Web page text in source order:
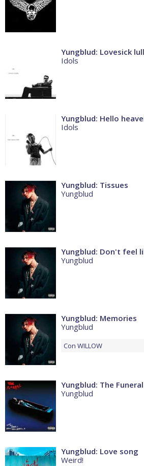
Yungblud: Lovesick
Idols
Yungblud: Hello
Idols
Yungblud: Tissues
Yungblud
Yungblud: Don't feel
Yungblud
Yungblud: Memories
Yungblud
Con WILLOW
Yungblud: The Funeral
Yungblud
Yungblud: Love song
Weird!